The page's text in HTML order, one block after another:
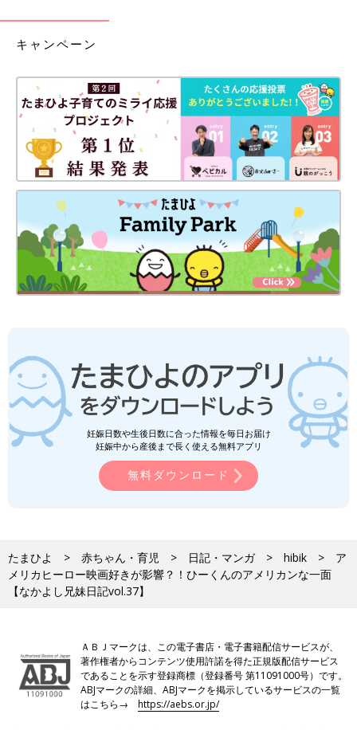
キャンペーン
妊娠日数や生後日数に合った情報を毎日お届け
妊娠中から産後まで長く使える無料アプリ
無料ダウンロード
たまひよ 赤ちゃん・育児 日記・マンガ hibik
ア
メリカヒーロー映画好きが影響？！ひーくんのアメリカンな一面
【なかよし兄妹日記vol.37】
ＡＢＪマークは、この電子書店・電子書籍配信サービスが、
著作権者からコンテンツ使用許諾を得た正規版配信サービス
であることを示す登録商標（登録番号 第11091000号）です。
ABJマークの詳細、ABJマークを掲示しているサービスの一覧
はこちら→https://aebs.or.jp/